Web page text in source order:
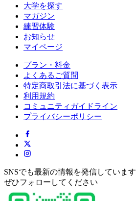
大学を探す
マガジン
練習体験
お知らせ
マイページ
プラン・料金
よくあるご質問
特定商取引法に基づく表示
利用規約
コミュニティガイドライン
プライバシーポリシー
SNSでも最新の情報を発信しています
ぜひフォローしてください